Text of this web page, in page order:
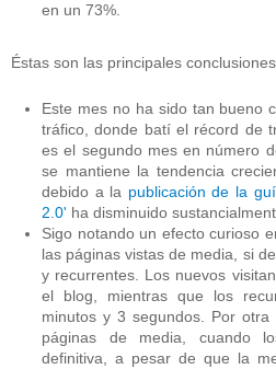
en un 73%.
Éstas son las principales
Este mes no ha sido tan bueno
tráfico, donde batí el récord de
es el segundo mes en número
se mantiene la tendencia
debido a la publicación de la
2.0' ha disminuido
Sigo notando un efecto curioso
las páginas vistas de media, si
y recurrentes. Los nuevos
el blog, mientras que los
minutos y 3 segundos. Por
páginas de media, cuando
definitiva, a pesar de que la